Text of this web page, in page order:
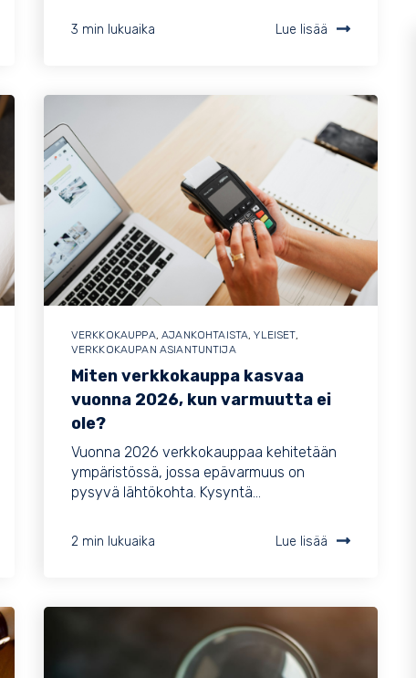
3 min lukuaika Lue lisää
VERKKOKAUPPA ,AJANKOHTAISTA ,YLEISET,
VERKKOKAUPAN ASIANTUNTIJA
Miten verkkokauppa kasvaa
vuonna 2026, kun varmuutta ei
ole?
Vuonna 2026 verkkokauppaa kehitetään
ympäristössä, jossa epävarmuus on
pysyvä lähtökohta. Kysyntä...
2 min lukuaika Lue lisää